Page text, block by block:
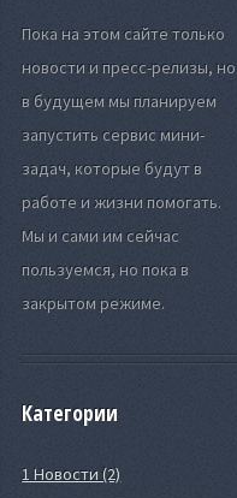
Пока на этом сайте только
новости и пресс-релизы, но
в будущем мы планируем
запустить сервис мини-
задач, которые будут в
работе и жизни помогать.
Мы и сами им сейчас
пользуемся, но пока в
закрытом режиме.
Категории
1 Новости (2)